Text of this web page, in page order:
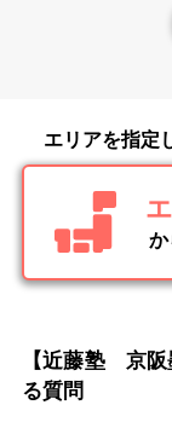
エリアを指定
か
【近藤塾 京阪
る質問